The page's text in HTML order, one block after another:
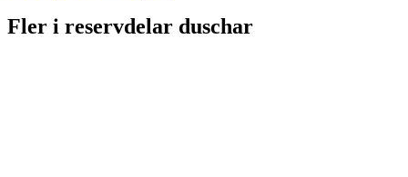
Fler i reservdelar duschar